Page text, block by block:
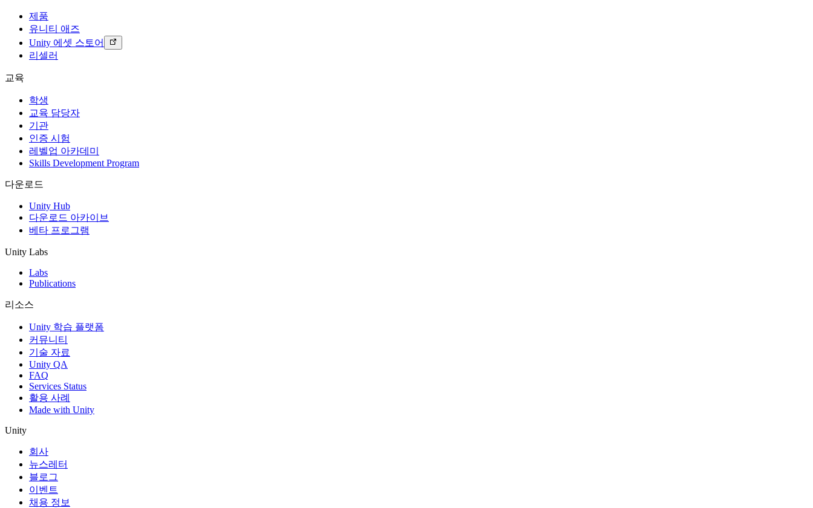
제품
유니티 애즈
Unity 에셋 스토어
리셀러
교육
학생
교육 담당자
기관
인증 시험
레벨업 아카데미
Skills Development Program
다운로드
Unity Hub
다운로드 아카이브
베타 프로그램
Unity Labs
Labs
Publications
리소스
Unity 학습 플랫폼
커뮤니티
기술 자료
Unity QA
FAQ
Services Status
활용 사례
Made with Unity
Unity
회사
뉴스레터
블로그
이벤트
채용 정보